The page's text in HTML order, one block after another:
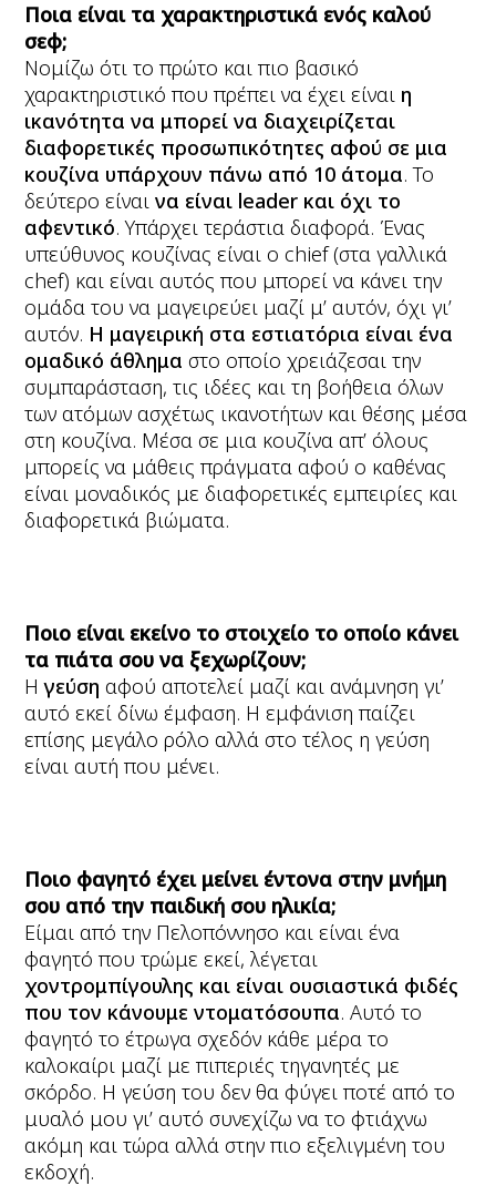
Ποια είναι τα χαρακτηριστικά ενός καλού
σεφ;
Νομίζω ότι το πρώτο και πιο βασικό
χαρακτηριστικό που πρέπει να έχει είναι η
ικανότητα να μπορεί να διαχειρίζεται
διαφορετικές προσωπικότητες αφού σε μια
κουζίνα υπάρχουν πάνω από 10 άτομα. Το
δεύτερο είναινα είναι leader και όχι το
αφεντικό. Υπάρχει τεράστια διαφορά. Ένας
υπεύθυνος κουζίνας είναι ο chief (στα γαλλικά
chef) και είναι αυτός που μπορεί να κάνει την
ομάδα του να μαγειρεύει μαζί μ’ αυτόν, όχι γι’
αυτόν. Η μαγειρική στα εστιατόρια είναι ένα
ομαδικό άθλημα στο οποίο χρειάζεσαι την
συμπαράσταση, τις ιδέες και τη βοήθεια όλων
των ατόμων ασχέτως ικανοτήτων και θέσης μέσα
στη κουζίνα. Μέσα σε μια κουζίνα απ’ όλους
μπορείς να μάθεις πράγματα αφού ο καθένας
είναι μοναδικός με διαφορετικές εμπειρίες και
διαφορετικά βιώματα.
Ποιο είναι εκείνο το στοιχείο το οποίο κάνει
τα πιάτα σου να ξεχωρίζουν;
Ηγεύση αφού αποτελεί μαζί και ανάμνηση γι’
αυτό εκεί δίνω έμφαση. Η εμφάνιση παίζει
επίσης μεγάλο ρόλο αλλά στο τέλος η γεύση
είναι αυτή που μένει.
Ποιο φαγητό έχει μείνει έντονα στην μνήμη
σου από την παιδική σου ηλικία;
Είμαι από την Πελοπόννησο και είναι ένα
φαγητό που τρώμε εκεί, λέγεται
χοντρομπίγουλης και είναι ουσιαστικά φιδές
που τον κάνουμε ντοματόσουπα. Αυτό το
φαγητό το έτρωγα σχεδόν κάθε μέρα το
καλοκαίρι μαζί με πιπεριές τηγανητές με
σκόρδο. Η γεύση του δεν θα φύγει ποτέ από το
μυαλό μου γι’ αυτό συνεχίζω να το φτιάχνω
ακόμη και τώρα αλλά στην πιο εξελιγμένη του
εκδοχή.